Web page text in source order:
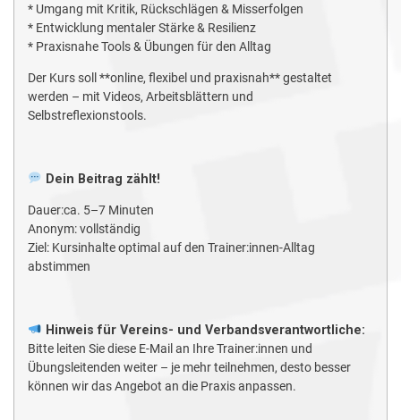
* Umgang mit Kritik, Rückschlägen & Misserfolgen
* Entwicklung mentaler Stärke & Resilienz
* Praxisnahe Tools & Übungen für den Alltag
Der Kurs soll **online, flexibel und praxisnah** gestaltet
werden – mit Videos, Arbeitsblättern und
Selbstreflexionstools.
Dein Beitrag zählt!
Dauer:ca. 5–7 Minuten
Anonym: vollständig
Ziel: Kursinhalte optimal auf den Trainer:innen-Alltag
abstimmen
Hinweis für Vereins- und Verbandsverantwortliche:
Bitte leiten Sie diese E-Mail an Ihre Trainer:innen und
Übungsleitenden weiter – je mehr teilnehmen, desto besser
können wir das Angebot an die Praxis anpassen.